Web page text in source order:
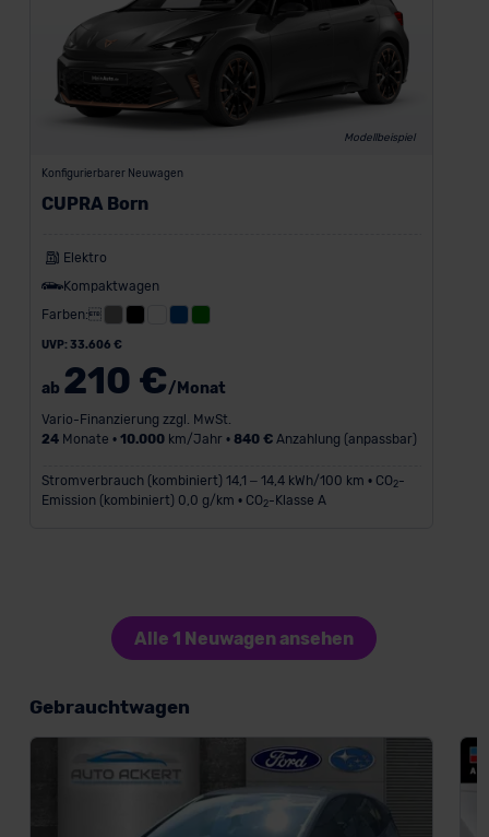
Modellbeispiel
Konfigurierbarer Neuwagen
CUPRA Born
Elektro
Kompaktwagen
Farben:
UVP: 33.606 €
ab 210 €/Monat
Vario-Finanzierung zzgl. MwSt.
24Monate • 10.000km/Jahr • 840 €Anzahlung (anpassbar)
Stromverbrauch (kombiniert) 14,1 – 14,4 kWh/100 km • CO2-
Emission (kombiniert) 0,0 g/km • CO2-Klasse A
Alle 1 Neuwagen ansehen
Gebrauchtwagen